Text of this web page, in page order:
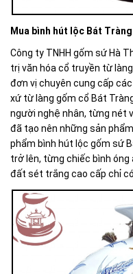
Mua bình hút lộc Bát
Công ty TNHH gốm sứ Hà
trị văn hóa cổ truyền từ
đơn vị chuyên cung cấp
xứ từ làng gốm cổ Bát
người nghệ nhân, từng nét
đã tạo nên những sản
phẩm bình hút lộc gốm sứ
trở lên, từng chiếc bình
đất sét trắng cao cấp chỉ